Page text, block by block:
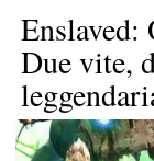
Enslaved:
Due vite,